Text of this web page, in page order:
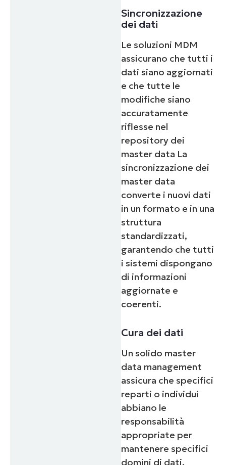
Sincronizzazione
dei dati
Le soluzioni MDM
assicurano che tutti i
dati siano aggiornati
e che tutte le
modifiche siano
accuratamente
riflesse nel
repository dei
master data La
sincronizzazione dei
master data
converte i nuovi dati
in un formato e in una
struttura
standardizzati,
garantendo che tutti
i sistemi dispongano
di informazioni
aggiornate e
coerenti.
Cura dei dati
Un solido master
data management
assicura che specifici
reparti o individui
abbiano le
responsabilità
appropriate per
mantenere specifici
domini di dati.